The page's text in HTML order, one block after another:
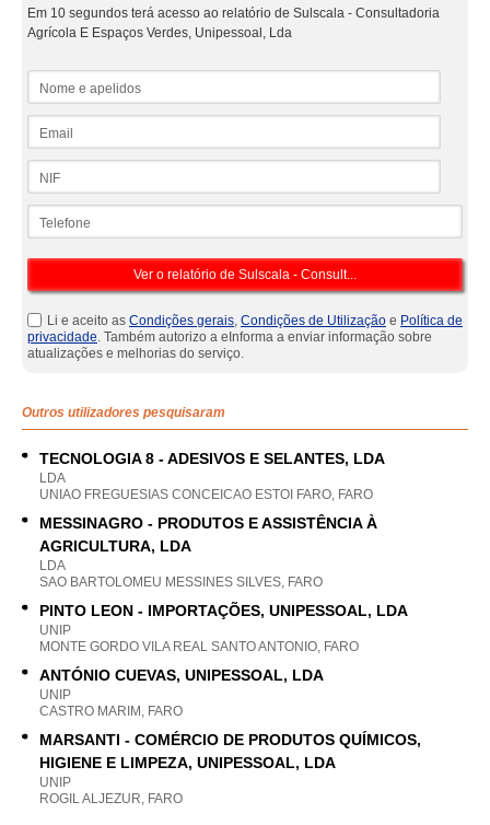
Em 10 segundos terá acesso ao relatório de Sulscala - Consultadoria
Agrícola E Espaços Verdes, Unipessoal, Lda
Li e aceito as Condições gerais, Condições de Utilização e Política de
privacidade. Também autorizo a eInforma a enviar informação sobre
atualizações e melhorias do serviço.
Outros utilizadores pesquisaram
TECNOLOGIA 8 - ADESIVOS E SELANTES, LDA
LDA
UNIAO FREGUESIAS CONCEICAO ESTOI FARO, FARO
MESSINAGRO - PRODUTOS E ASSISTÊNCIA À
AGRICULTURA, LDA
LDA
SAO BARTOLOMEU MESSINES SILVES, FARO
PINTO LEON - IMPORTAÇÕES, UNIPESSOAL, LDA
UNIP
MONTE GORDO VILA REAL SANTO ANTONIO, FARO
ANTÓNIO CUEVAS, UNIPESSOAL, LDA
UNIP
CASTRO MARIM, FARO
MARSANTI - COMÉRCIO DE PRODUTOS QUÍMICOS,
HIGIENE E LIMPEZA, UNIPESSOAL, LDA
UNIP
ROGIL ALJEZUR, FARO